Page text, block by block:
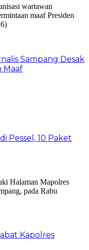
Sampang Desak
Maaf
Pessel, 10 Paket
Kapolres